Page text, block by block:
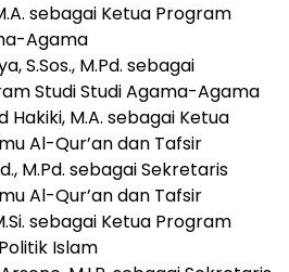
sebagai Ketua Program
Agama
S.Sos., M.Pd. sebagai
Studi Studi Agama-Agama
Hakiki, M.A. sebagai Ketua
Al-Qur’an dan Tafsir
M.Pd. sebagai Sekretaris
Al-Qur’an dan Tafsir
sebagai Ketua Program
Islam